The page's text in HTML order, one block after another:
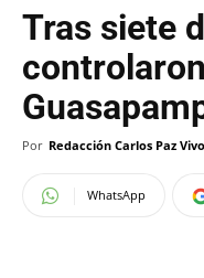
Tras siete
Por Redacción Carlos Paz Vivo
WhatsApp